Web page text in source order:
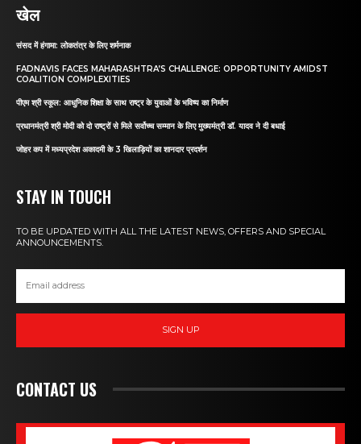
खेल
संसद में हंगामा: लोकतंत्र के लिए शर्मनाक
FADNAVIS FACES MAHARASHTRA’S CHALLENGE: OPPORTUNITY AMIDST
COALITION COMPLEXITIES
पीएम श्री स्कूल: आधुनिक शिक्षा के साथ राष्ट्र के युवाओं के भविष्य का निर्माण
प्रधानमंत्री श्री मोदी को दो राष्ट्रों से मिले सर्वोच्च सम्मान के लिए मुख्यमंत्री डॉ. यादव ने दी बधाई
जोहर कप में मध्यप्रदेश अकादमी के 3 खिलाड़ियों का शानदार प्रदर्शन
STAY IN TOUCH
TO BE UPDATED WITH ALL THE LATEST NEWS, OFFERS AND SPECIAL
ANNOUNCEMENTS.
SIGN UP
CONTACT US